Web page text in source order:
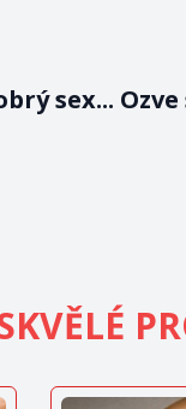
sex... Ozve